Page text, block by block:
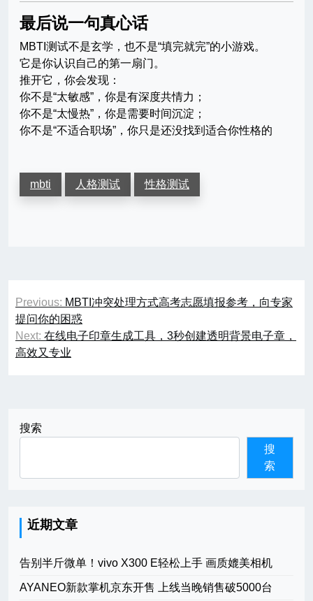
最后说一句真心话
MBTI测试不是玄学，也不是“填完就完”的小游戏。
它是你认识自己的第一扇门。
推开它，你会发现：
你不是“太敏感”，你是有深度共情力；
你不是“太慢热”，你是需要时间沉淀；
你不是“不适合职场”，你只是还没找到适合你性格的
mbti 人格测试 性格测试
文
章
导
Previous: MBTI冲突处理方式高考志愿填报参考，向专家
提问你的困惑
Next: 在线电子印章生成工具，3秒创建透明背景电子章，
高效又专业
搜索
搜
索
近期文章
告别半斤微单！vivo X300 E轻松上手 画质媲美相机
AYANEO新款掌机京东开售 上线当晚销售破5000台